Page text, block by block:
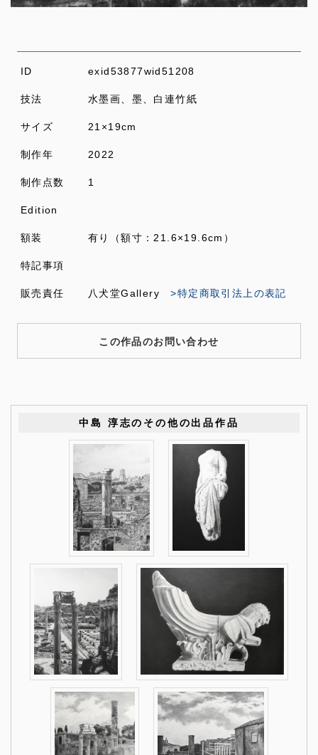
ID exid53877wid51208
技法 水墨画、墨、白連竹紙
サイズ 21×19cm
制作年 2022
制作点数 1
Edition
額装 有り（額寸：21.6×19.6cm）
特記事項
販売責任 八犬堂Gallery>特定商取引法上の表記
この作品のお問い合わせ
中島 淳志のその他の出品作品